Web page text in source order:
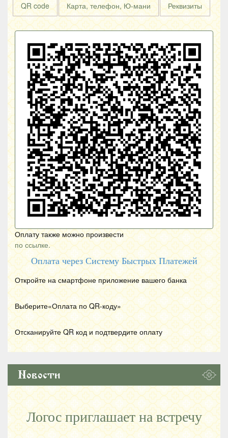
QR code Карта, телефон, Ю-мани Реквизиты
Оплату также можно произвести
по ссылке.
Оплата через Систему Быстрых Платежей
Откройте на смартфоне приложение вашего банка
Выберите«Оплата по QR-коду»
Отсканируйте QR код и подтвердите оплату
Новости
Логос приглашает на встречу